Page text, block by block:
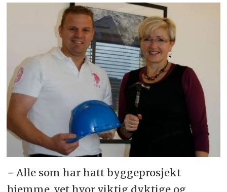
− Alle som har hatt byggeprosjekt
hjemme, vet hvor viktig dyktige og